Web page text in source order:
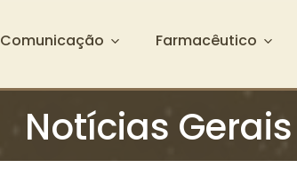
Comunicação Farmacêutico
Notícias Gerais